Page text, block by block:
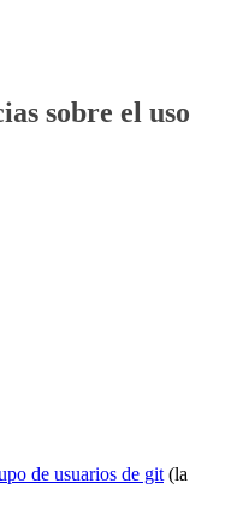
sobre el uso
de usuarios de git (la